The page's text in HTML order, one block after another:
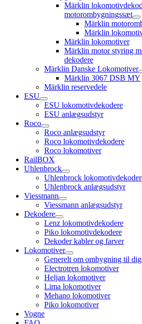
Märklin
motorombygningssæt
Märklin
Märklin
Märklin lokomotiver
Märklin motor styring
dekodere
Märklin Danske Lokomotiver
Märklin 3067 DSB MY
Märklin reservedele
ESU
open
child
menu
ESU lokomotivdekodere
ESU anlægsudstyr
Roco
open
child
menu
Roco anlægsudstyr
Roco lokomotivdekodere
Roco lokomotiver
RailBOX
Uhlenbrock
open
child
menu
Uhlenbrock
Uhlenbrock anlægsudstyr
Viessmann
open
child
menu
Viessmann anlægsudstyr
Dekodere
open
child
menu
Lenz lokomotivdekodere
Piko lokomotivdekodere
Dekoder kabler og farver
Lokomotiver
open
child
menu
Generelt om ombygning til
Electrotren lokomotiver
Heljan lokomotiver
Lima lokomotiver
Mehano lokomotiver
Piko lokomotiver
Vogne